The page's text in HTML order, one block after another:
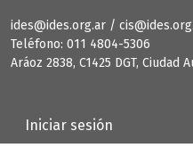
ides@ides.org.ar /
Teléfono: 011 4804-5306
Aráoz 2838, C1425 DGT, Ciudad
User account menu
Iniciar sesión